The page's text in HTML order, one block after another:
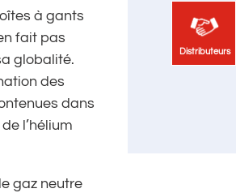
Distributeurs
Distributeurs
à gants
fait pas
globalité.
des
dans
l’hélium
gaz neutre